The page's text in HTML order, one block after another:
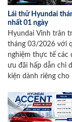
Lái thử Hyundai
nhất 01 ngày
Hyundai Vinh trân
tháng 03/2026 với
nghiệm thực tế các
ưu đãi hấp dẫn chỉ
kiện dành riêng cho